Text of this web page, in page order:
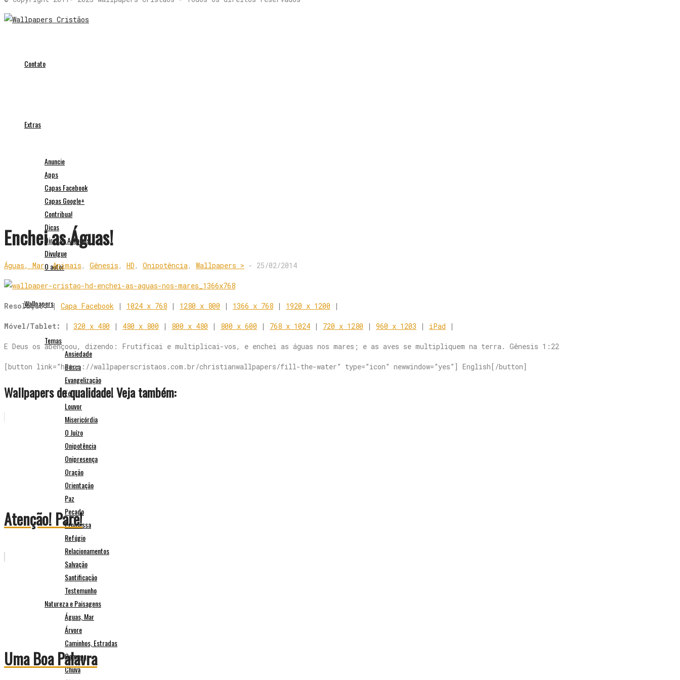
Contato
Extras
Anuncie
Apps
Capas Facebook
Capas Google+
Contribua!
Dicas
Direitos Autorais
Divulgue
O autor
Wallpapers
Temas
Ansiedade
Busca
Evangelização
Fé
Louvor
Misericórdia
O Juízo
Onipotência
Onipresença
Oração
Orientação
Paz
Pecado
Promessa
Refúgio
Relacionamentos
Salvação
Santificação
Testemunho
Natureza e Paisagens
Águas, Mar
Árvore
Caminhos, Estradas
Campos
Chuva
Enchei as Águas!
Águas, Mar,Animais , Gênesis , HD , Onipotência , Wallpapers > - 25/02/2014
Resolução:| Capa Facebook | 1024 x 768 | 1280 x 800 | 1366 x 768 | 1920 x 1200 |
Móvel/Tablet: | 320 x 480 | 480 x 800 | 800 x 480 | 800 x 600 | 768 x 1024 | 720 x 1280 | 960 x 1203 | iPad |
E Deus os abençoou, dizendo: Frutificai e multiplicai-vos, e enchei as águas nos mares; e as aves se multipliquem na terra. Gênesis 1:22
[button link=”https://wallpaperscristaos.com.br/christianwallpapers/fill-the-water” type=”icon” newwindow=”yes”] English[/button]
Wallpapers de qualidade! Veja também:
Atenção! Pare!
Uma Boa Palavra